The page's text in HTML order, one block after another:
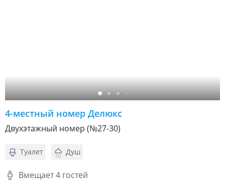
4-местный номер Делюкс
Двухэтажный номер (№27-30)
Туалет Душ
Вмещает 4 гостей